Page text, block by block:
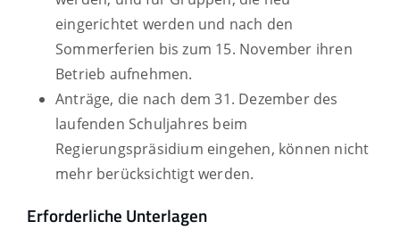
eingerichtet werden und nach den
Sommerferien bis zum 15. November ihren
Betrieb aufnehmen.
Anträge, die nach dem 31. Dezember des
laufenden Schuljahres beim
Regierungspräsidium eingehen, können nicht
mehr berücksichtigt werden.
Erforderliche Unterlagen